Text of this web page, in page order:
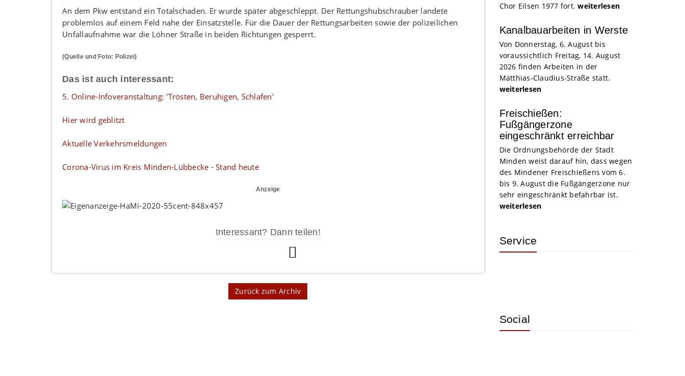
An dem Pkw entstand ein Totalschaden. Er wurde später abgeschleppt. Der Rettungshubschrauber landete
problemlos auf einem Feld nahe der Einsatzstelle. Für die Dauer der Rettungsarbeiten sowie der polizeilichen
Unfallaufnahme war die Löhner Straße in beiden Richtungen gesperrt.
(Quelle und Foto: Polizei)
Das ist auch interessant:
5. Online-Infoveranstaltung: 'Trösten, Beruhigen, Schlafen'
Hier wird geblitzt
Aktuelle Verkehrsmeldungen
Corona-Virus im Kreis Minden-Lübbecke - Stand heute
Anzeige
Interessant? Dann teilen!
Zurück zum Archiv
Chor Eilsen 1977 fort.weiterlesen
Kanalbauarbeiten in Werste
Von Donnerstag, 6. August bis
voraussichtlich Freitag, 14. August
2026 finden Arbeiten in der
Matthias-Claudius-Straße statt.
weiterlesen
Freischießen:
Fußgängerzone
eingeschränkt erreichbar
Die Ordnungsbehörde der Stadt
Minden weist darauf hin, dass wegen
des Mindener Freischießens vom 6.
bis 9. August die Fußgängerzone nur
sehr eingeschränkt befahrbar ist.
weiterlesen
Service
Social